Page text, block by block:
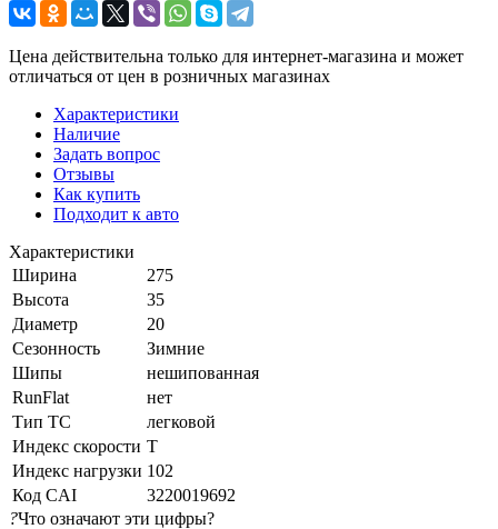
Цена действительна только для интернет-магазина и может
отличаться от цен в розничных магазинах
Характеристики
Наличие
Задать вопрос
Отзывы
Как купить
Подходит к авто
Характеристики
Ширина
275
Высота
35
Диаметр
20
Сезонность
Зимние
Шипы
нешипованная
RunFlat
нет
Тип ТС
легковой
Индекс скорости T
Индекс нагрузки 102
Код CAI
3220019692
?Что означают эти цифры?